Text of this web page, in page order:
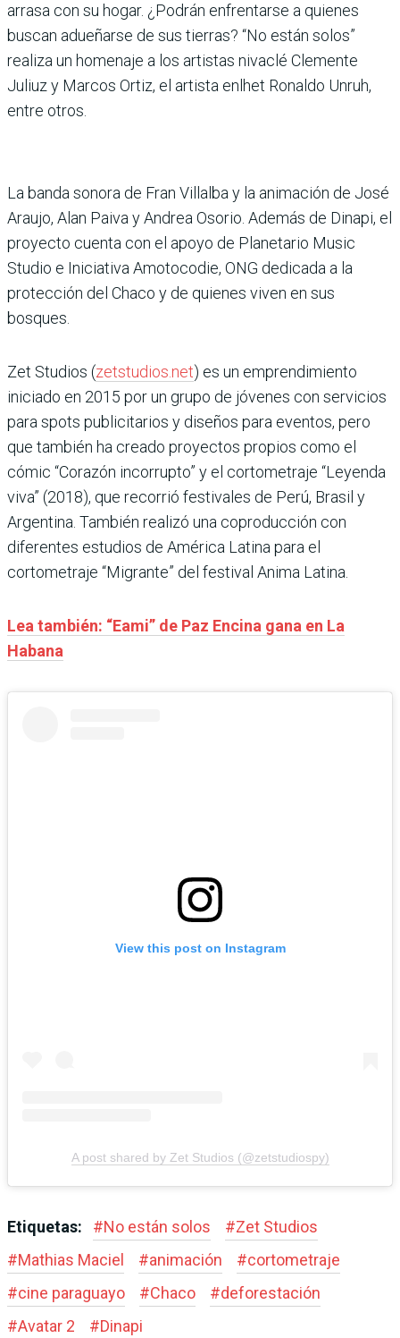
arrasa con su hogar. ¿Podrán enfrentarse a quienes
buscan adueñarse de sus tierras? “No están solos”
realiza un homenaje a los artistas nivaclé Clemente
Juliuz y Marcos Ortiz, el artista enlhet Ronaldo Unruh,
entre otros.
La banda sonora de Fran Villalba y la animación de José
Araujo, Alan Paiva y Andrea Osorio. Además de Dinapi, el
proyecto cuenta con el apoyo de Planetario Music
Studio e Iniciativa Amotocodie, ONG dedicada a la
protección del Chaco y de quienes viven en sus
bosques.
Zet Studios (zetstudios.net) es un emprendimiento
iniciado en 2015 por un grupo de jóvenes con servicios
para spots publicitarios y diseños para eventos, pero
que también ha creado proyectos propios como el
cómic “Corazón incorrupto” y el cortometraje “Leyenda
viva” (2018), que recorrió festivales de Perú, Brasil y
Argentina. También realizó una coproducción con
diferentes estudios de América Latina para el
cortometraje “Migrante” del festival Anima Latina.
Lea también: “Eami” de Paz Encina gana en La
Habana
View this post on Instagram
A post shared by Zet Studios (@zetstudiospy)
Etiquetas: #No están solos #Zet Studios
#Mathias Maciel #animación #cortometraje
#cine paraguayo #Chaco #deforestación
#Avatar 2 #Dinapi